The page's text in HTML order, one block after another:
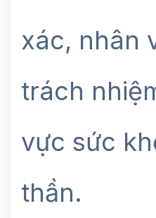
xác, nhân
trách
vực sức
thần.